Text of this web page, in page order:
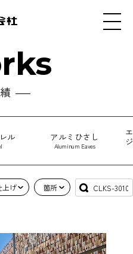
ル アルミひさし
Aluminum Eaves
上げ 箇所